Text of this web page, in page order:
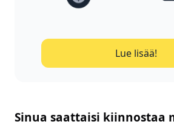
Lue lisää!
Sinua saattaisi kiinnostaa